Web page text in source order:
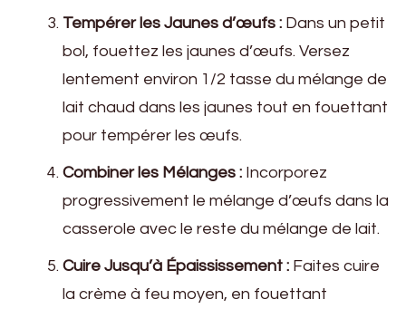
Tempérer les Jaunes d’œufs : Dans un petit
bol, fouettez les jaunes d’œufs. Versez
lentement environ 1/2 tasse du mélange de
lait chaud dans les jaunes tout en fouettant
pour tempérer les œufs.
Combiner les Mélanges : Incorporez
progressivement le mélange d’œufs dans la
casserole avec le reste du mélange de lait.
Cuire Jusqu’à Épaississement : Faites cuire
la crème à feu moyen, en fouettant